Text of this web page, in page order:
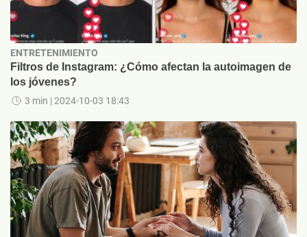
ENTRETENIMIENTO
Filtros de Instagram: ¿Cómo afectan la autoimagen de
los jóvenes?
3 min | 2024-10-03 18:43